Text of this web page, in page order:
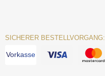
SICHERER BESTELLVORGANG:
Vorkasse